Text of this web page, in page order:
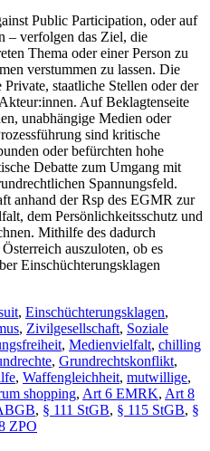
Public Participation, oder auf
– verfolgen das Ziel, die
Thema oder einer Person zu
verstummen zu lassen. Die
staatliche Stellen oder der
Auf Beklagtenseite
unabhängige Medien oder
sind kritische
oder befürchten hohe
Debatte zum Umgang mit
Spannungsfeld.
anhand der Rsp des EGMR zur
dem Persönlichkeitsschutz und
Mithilfe des dadurch
auszuloten, ob es
Einschüchterungsklagen
, Einschüchterungsklagen,
, Zivilgesellschaft, Soziale
, Medienvielfalt, chilling
, Grundrechtskonflikt,
, Waffengleichheit, mutwillige,
shopping, Art 6 EMRK, Art 8
, § 111 StGB, § 115 StGB, §
ZPO